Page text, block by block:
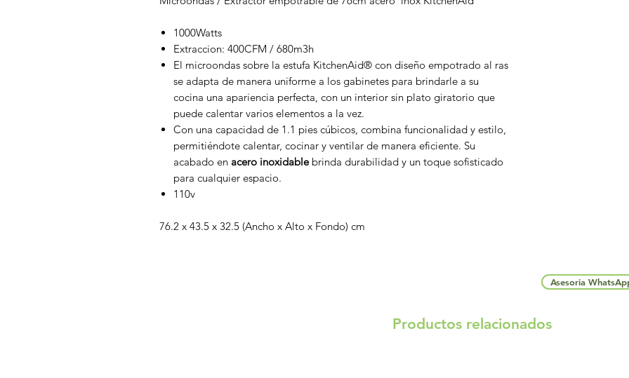
1000Watts
Extraccion: 400CFM / 680m3h
El microondas sobre la estufa KitchenAid® con diseño empotrado al ras
se adapta de manera uniforme a los gabinetes para brindarle a su
cocina una apariencia perfecta, con un interior sin plato giratorio que
puede calentar varios elementos a la vez.
Con una capacidad de 1.1 pies cúbicos, combina funcionalidad y estilo,
permitiéndote calentar, cocinar y ventilar de manera eficiente. Su
acabado en acero inoxidablebrinda durabilidad y un toque sofisticado
para cualquier espacio.
110v
76.2 x 43.5 x 32.5 (Ancho x Alto x Fondo) cm
Asesoria
Productos relacionados